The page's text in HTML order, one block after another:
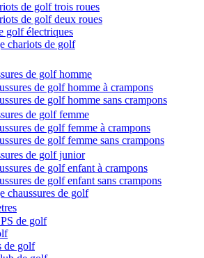
de golf trois roues
de golf deux roues
golf électriques
chariots de golf
de golf homme
de golf homme à crampons
de golf homme sans crampons
de golf femme
de golf femme à crampons
de golf femme sans crampons
de golf junior
de golf enfant à crampons
de golf enfant sans crampons
chaussures de golf
de golf
de golf